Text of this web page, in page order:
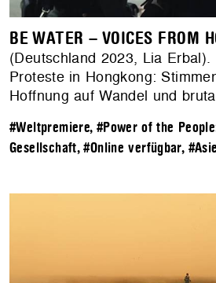
BE WATER – VOICES FROM
(Deutschland 2023, Lia Erbal).
Proteste in Hongkong:
Hoffnung auf Wandel und
#Weltpremiere, #Power of the
Gesellschaft,#Online verfügbar,